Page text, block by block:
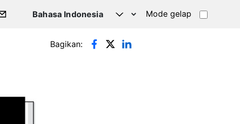
Mode gelap
Bagikan: